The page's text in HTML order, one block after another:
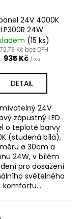
24V 4000K
LP300R 24W
(15 ks)
Kč bez DPH
935 Kč / ks
DETAIL
24V
zápustný LED
o teplotě barvy
(studená bílá),
ø 30cm a
24W, v bílém
pro dosažení
světelného
komfortu...